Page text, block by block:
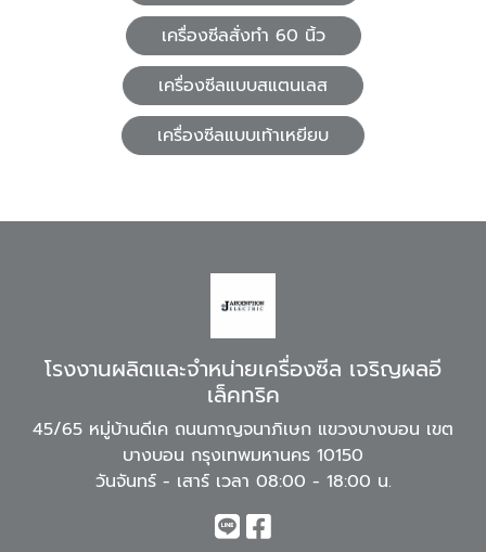
เครื่องซีลสั่งทำ 60 นิ้ว
เครื่องซีลแบบสแตนเลส
เครื่องซีลแบบเท้าเหยียบ
โรงงานผลิตและจำหน่ายเครื่องซีล เจริญผลอี
เล็คทริค
45/65 หมู่บ้านดีเค ถนนกาญจนาภิเษก แขวงบางบอน เขต
บางบอน กรุงเทพมหานคร 10150
วันจันทร์ - เสาร์ เวลา 08:00 - 18:00 น.